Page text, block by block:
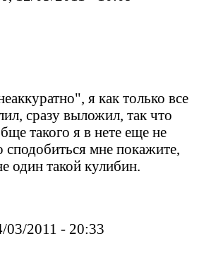
я как только все
сразу выложил, так что
такого я в нете еще не
сподобиться мне покажите,
один такой кулибин.
03/2011 - 20:33